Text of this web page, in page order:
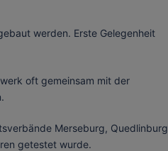
werden. Erste Gelegenheit
oft gemeinsam mit der
Merseburg, Quedlinburg
getestet wurde.